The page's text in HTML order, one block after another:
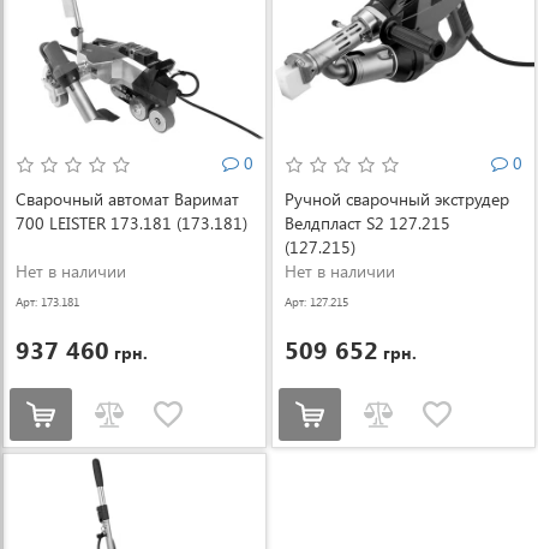
0
Сварочный автомат Варимат
700 LEISTER 173.181 (173.181)
Нет в наличии
Арт: 173.181
937 460 грн.
0
Ручной сварочный экструдер
Велдпласт S2 127.215
(127.215)
Нет в наличии
Арт: 127.215
509 652 грн.